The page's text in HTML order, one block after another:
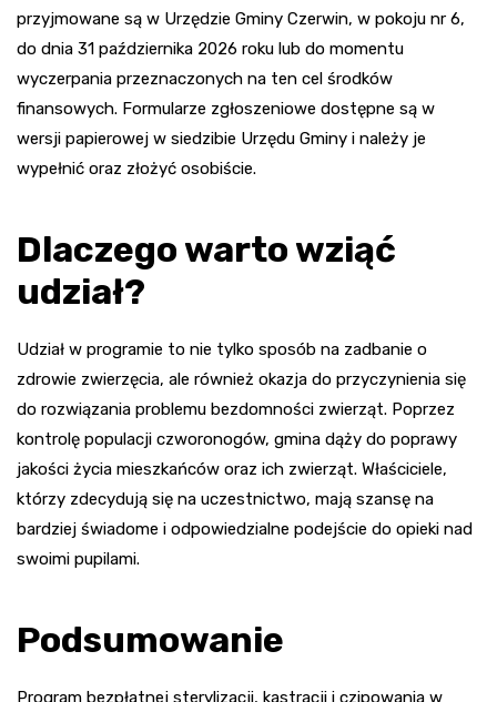
przyjmowane są w Urzędzie Gminy Czerwin, w pokoju nr 6,
do dnia 31 października 2026 roku lub do momentu
wyczerpania przeznaczonych na ten cel środków
finansowych. Formularze zgłoszeniowe dostępne są w
wersji papierowej w siedzibie Urzędu Gminy i należy je
wypełnić oraz złożyć osobiście.
Dlaczego warto wziąć
udział?
Udział w programie to nie tylko sposób na zadbanie o
zdrowie zwierzęcia, ale również okazja do przyczynienia się
do rozwiązania problemu bezdomności zwierząt. Poprzez
kontrolę populacji czworonogów, gmina dąży do poprawy
jakości życia mieszkańców oraz ich zwierząt. Właściciele,
którzy zdecydują się na uczestnictwo, mają szansę na
bardziej świadome i odpowiedzialne podejście do opieki nad
swoimi pupilami.
Podsumowanie
Program bezpłatnej sterylizacji, kastracji i czipowania w